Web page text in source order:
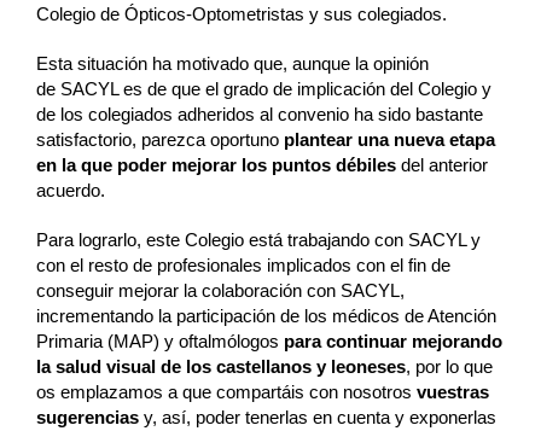
Colegio de Ópticos-Optometristas y sus colegiados.
Esta situación ha motivado que, aunque la opinión
de SACYL es de que el grado de implicación del Colegio y
de los colegiados adheridos al convenio ha sido bastante
satisfactorio, parezca oportuno plantear una nueva etapa
en la que poder mejorar los puntos débiles del anterior
acuerdo.
Para lograrlo, este Colegio está trabajando con SACYL y
con el resto de profesionales implicados con el fin de
conseguir mejorar la colaboración con SACYL,
incrementando la participación de los médicos de Atención
Primaria (MAP) y oftalmólogos para continuar mejorando
la salud visual de los castellanos y leoneses, por lo que
os emplazamos a que compartáis con nosotros vuestras
sugerencias y, así, poder tenerlas en cuenta y exponerlas